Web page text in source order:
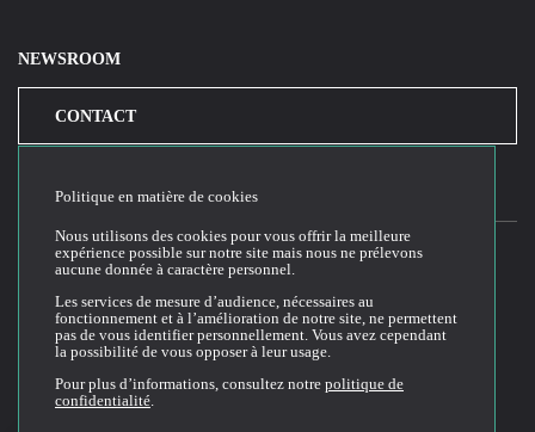
NEWSROOM
CONTACT
Conditions générales d'utilisation du site web
Politique de confidentialité
Politique de cookies
Conditions Générales de Vente et Utilisation (CGVU)
Politique en matière de cookies
Nous utilisons des cookies pour vous offrir la meilleure
expérience possible sur notre site mais nous ne prélevons
aucune donnée à caractère personnel.
Les services de mesure d’audience, nécessaires au
fonctionnement et à l’amélioration de notre site, ne permettent
pas de vous identifier personnellement. Vous avez cependant
la possibilité de vous opposer à leur usage.
Pour plus d’informations, consultez notre politique de
confidentialité.